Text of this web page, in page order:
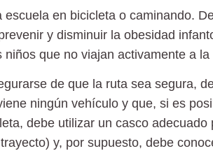
en bicicleta o caminando.
y disminuir la obesidad
que no viajan activamente a la
de que la ruta sea segura,
ningún vehículo y que, si es
debe utilizar un casco adecuado
y, por supuesto, debe